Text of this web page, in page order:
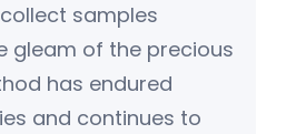
samples
gleam of the precious
has endured
and continues to